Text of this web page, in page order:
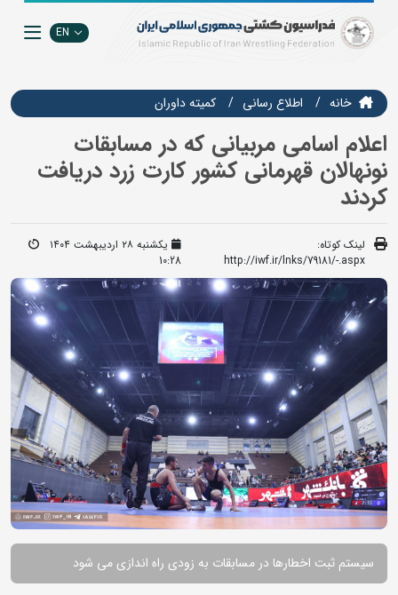
EN
خانه اطلاع رسانی کمیته داوران
اعلام اسامی مربیانی که در مسابقات
نونهالان قهرمانی کشور کارت زرد دریافت
کردند
لینک کوتاه:
http://iwf.ir/lnks/79181/-.aspx
یکشنبه ۲۸ اردیبهشت ۱۴۰۴
10:28
سیستم ثبت اخطارها در مسابقات به زودی راه اندازی می شود